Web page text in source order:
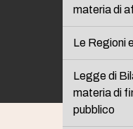
materia di
Le Regioni
Legge di
materia di
pubblico